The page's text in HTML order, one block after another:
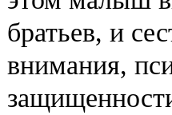
братьев, и
внимания,